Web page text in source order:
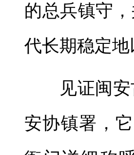
的总兵镇守
代长期稳定
见证闽
安协镇署，